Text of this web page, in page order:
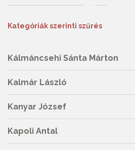
Kategóriák szerinti szűrés
Kálmáncsehi Sánta Márton
Kalmár László
Kanyar József
Kapoli Antal